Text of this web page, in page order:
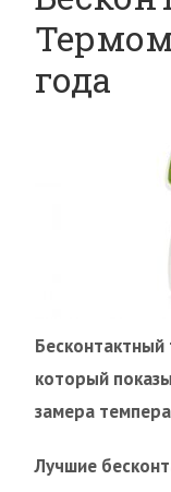
года
который
замера
Лучшие